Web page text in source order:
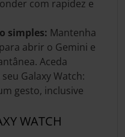
com rapidez e
simples: Mantenha
abrir o Gemini e
Aceda
Galaxy Watch:
gesto, inclusive
WATCH